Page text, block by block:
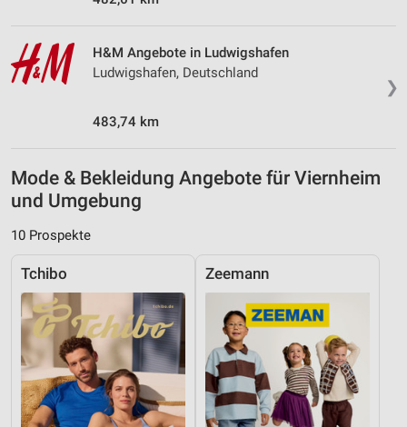
❯
H&M Angebote in Ludwigshafen
Ludwigshafen, Deutschland
483,74 km
Mode & Bekleidung Angebote für Viernheim
und Umgebung
10 Prospekte
Tchibo Zeemann